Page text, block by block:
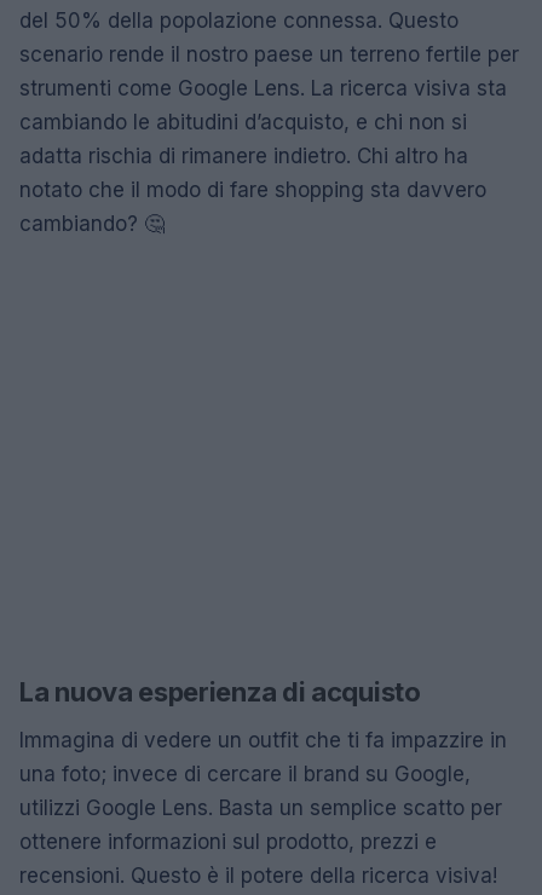
del 50% della popolazione connessa. Questo
scenario rende il nostro paese un terreno fertile per
strumenti come Google Lens. La ricerca visiva sta
cambiando le abitudini d’acquisto, e chi non si
adatta rischia di rimanere indietro. Chi altro ha
notato che il modo di fare shopping sta davvero
cambiando? 🤔
La nuova esperienza di acquisto
Immagina di vedere un outfit che ti fa impazzire in
una foto; invece di cercare il brand su Google,
utilizzi Google Lens. Basta un semplice scatto per
ottenere informazioni sul prodotto, prezzi e
recensioni. Questo è il potere della ricerca visiva!